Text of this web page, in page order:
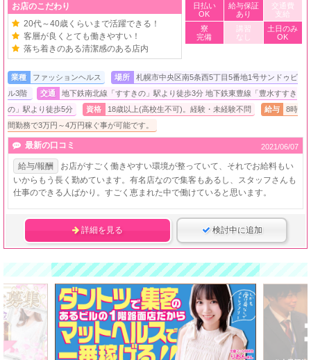
お店のこだわり
20代～40歳くらいまで活躍できる！
客層が良くとても働きやすい！
落ち着きのある清潔感のある店内
日払い
OK
給与保証
あり
交通費
支給
寮
完備
講習
なし
土日のみ
OK
業種 ファッションヘルス 場所
札幌市中央区南5条西5丁目5番地1号サンドゥビ
ル3階
交通
地下鉄南北線「すすきの」駅より徒歩3分 地下鉄東豊線「豊水すすき
の」駅より徒歩5分
資格 18歳以上(高校生不可)。経験・未経験不問 給与
8時
間勤務で3万円～4万円稼ぐ事が可能です。
最新の口コミ 2021/06/07
給与/報酬
お店がすごく働きやすい環境が整っていて、それでお給料もい
いからもう長く勤めています。有名店なので集客もあるし、スタッフさんも
仕事のできる人ばかり。すごく恵まれた中で働けていると思います。
詳細を見る 検討中に追加